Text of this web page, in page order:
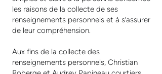
les raisons de la collecte de ses
renseignements personnels et à s’assurer
de leur compréhension.
Aux fins de la collecte des
renseignements personnels, Christian